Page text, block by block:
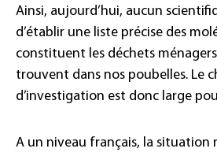
Ainsi, aujourd’hui, aucun
d’établir une liste précise des
constituent les déchets
trouvent dans nos poubelles. Le
d’investigation est donc large
A un niveau français, la situation